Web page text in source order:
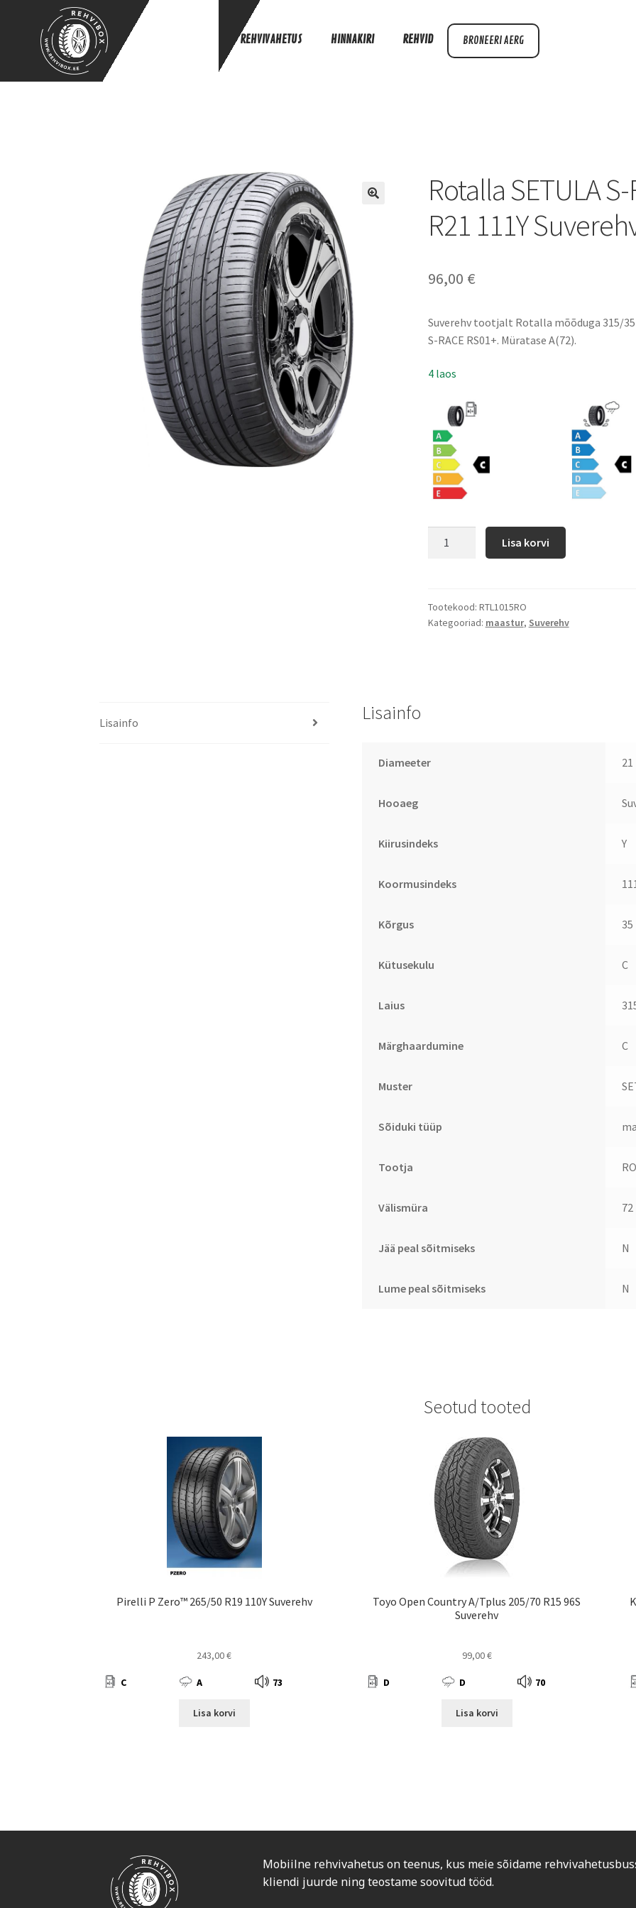
REHVIVAHETUS HINNAKIRI REHVID BRONEERI AERG
Rotalla SETULA
R21 111Y
96,00 €
Suverehv tootjalt Rotalla mõõduga 315/
S-RACE RS01+. Müratase A(72).
4 laos
Lisa korvi
Tootekood: RTL1015RO
Kategooriad: maastur, Suverehv
Lisainfo Lisainfo
Diameeter 21
Hooaeg
Kiirusindeks Y
Koormusindeks
Kõrgus 35
Kütusekulu C
Laius
Märghaardumine C
Muster
Sõiduki tüüp
Tootja
Välismüra 72
Jää peal sõitmiseks N
Lume peal sõitmiseks N
Seotud tooted
Pirelli P Zero™ 265/50 R19 110Y Suverehv
243,00€
C A 73
Lisa korvi
Toyo Open Country A/Tplus 205/70 R15 96S
Suverehv
99,00€
D D 70
Lisa korvi
Mobiilne rehvivahetus on teenus, kus meie sõidame
kliendi juurde ning teostame soovitud tööd.